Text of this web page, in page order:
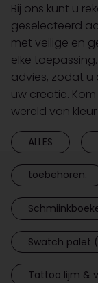
Bij ons kunt u
geselecteerd
met veilige en
elke
advies, zodat u
uw creatie.
wereld van
ALLES
toebehoren.
Swatch palet
Tattoo lijm &